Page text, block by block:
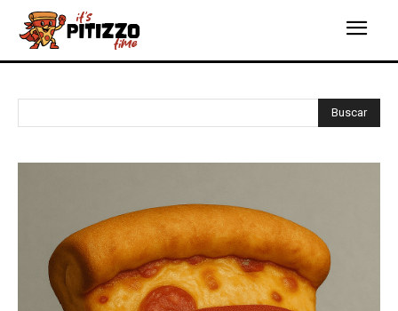
Buscar